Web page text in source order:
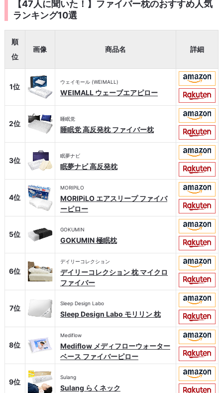
【47人に聞いた！】ファイバー枕のおすすめ人気
ランキング10選
順
位
画像 商品名 詳細
1位
ウェイモール (WEIMALL)
WEIMALL ウェーブエアピロー
2位
睡眠党
睡眠党 高反発枕 ファイバー枕
3位
眠夢ナビ
眠夢ナビ 高反発枕
4位
MORIPiLO
MORIPiLO エアスリープ ファイバ
ーピロー
5位
GOKUMIN
GOKUMIN 極眠枕
6位
デイリーコレクション
デイリーコレクション 枕 マイクロ
ファイバー
7位
Sleep Design Labo
Sleep Design Labo モリリン 枕
8位
Mediflow
Mediflow メディフローウォーター
ベース ファイバーピロー
9位
Sulang
Sulang らくネック